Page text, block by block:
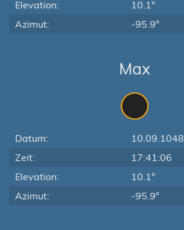
Elevation:
10.1°
Azimut:
-95.9°
Max
Datum:
10.09.1048
Zeit:
17:41:06
Elevation:
10.1°
Azimut:
-95.9°